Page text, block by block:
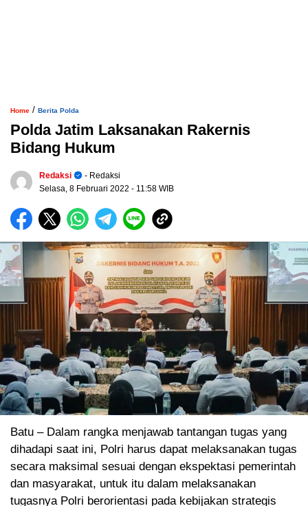
Home / Berita Polda
Polda Jatim Laksanakan Rakernis
Bidang Hukum
Redaksi
- Redaksi
Selasa, 8 Februari 2022 - 11:58 WIB
Batu – Dalam rangka menjawab tantangan tugas yang
dihadapi saat ini, Polri harus dapat melaksanakan tugas
secara maksimal sesuai dengan ekspektasi pemerintah
dan masyarakat, untuk itu dalam melaksanakan
tugasnya Polri berorientasi pada kebijakan strategis